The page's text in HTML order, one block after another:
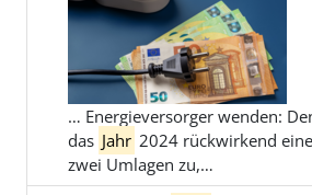
… Energieversorger wenden:
das Jahr 2024 rückwirkend
zwei Umlagen zu,…